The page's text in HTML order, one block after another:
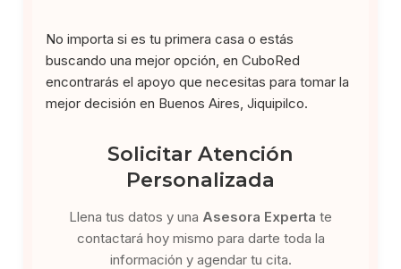
No importa si es tu primera casa o estás
buscando una mejor opción, en CuboRed
encontrarás el apoyo que necesitas para tomar la
mejor decisión en Buenos Aires, Jiquipilco.
Solicitar Atención
Personalizada
Llena tus datos y una Asesora Experta te
contactará hoy mismo para darte toda la
información y agendar tu cita.